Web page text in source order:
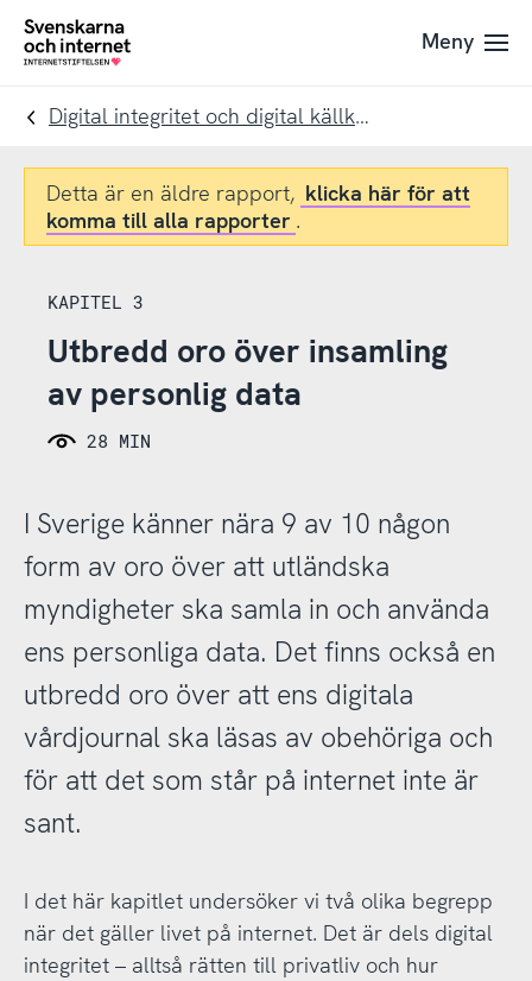
Till
navigation
Till
innehåll
To
Meny
Digital integritet och digital källkritik
Detta är en äldre rapport, klicka här för att
komma till alla rapporter .
KAPITEL 3
Utbredd oro över insamling
av personlig data
28 MIN
I Sverige känner nära 9 av 10 någon
form av oro över att utländska
myndigheter ska samla in och använda
ens personliga data. Det finns också en
utbredd oro över att ens digitala
vårdjournal ska läsas av obehöriga och
för att det som står på internet inte är
sant.
I det här kapitlet undersöker vi två olika begrepp
när det gäller livet på internet. Det är dels digital
integritet – alltså rätten till privatliv och hur